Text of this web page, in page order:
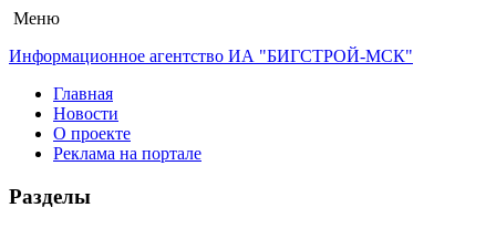
Меню
Информационное агентство ИА "БИГСТРОЙ-МСК"
Главная
Новости
О проекте
Реклама на портале
Разделы